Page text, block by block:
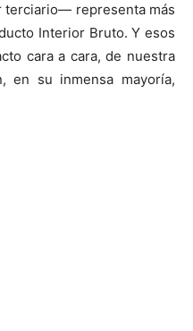
representa más
Interior Bruto. Y esos
cara a cara, de nuestra
en su inmensa mayoría,